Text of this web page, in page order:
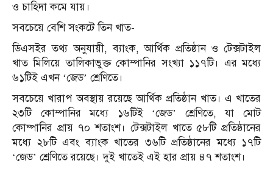
ও চাহিদা কমে যায়।
সবচেয়ে বেশি সংকটে তিন খাত-
ডিএসইর তথ্য অনুযায়ী, ব্যাংক, আর্থিক প্রতিষ্ঠান ও টেক্সটাইল
খাত মিলিয়ে তালিকাভুক্ত কোম্পানির সংখ্যা ১১৭টি। এর মধ্যে
৬১টিই এখন ‘জেড’ শ্রেণিতে।
সবচেয়ে খারাপ অবস্থায় রয়েছে আর্থিক প্রতিষ্ঠান খাত। এ খাতের
২৩টি কোম্পানির মধ্যে ১৬টিই ‘জেড’ শ্রেণিতে, যা মোট
কোম্পানির প্রায় ৭০ শতাংশ। টেক্সটাইল খাতে ৫৮টি প্রতিষ্ঠানের
মধ্যে ২৮টি এবং ব্যাংক খাতের ৩৬টি প্রতিষ্ঠানের মধ্যে ১৭টি
‘জেড’ শ্রেণিতে রয়েছে। দুই খাতেই এই হার প্রায় ৪৭ শতাংশ।